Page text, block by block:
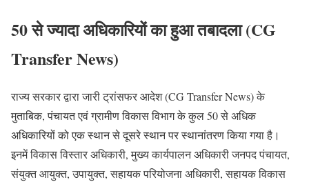
50 से ज्यादा अधिकारियों का हुआ तबादला (CG
Transfer News)
राज्य सरकार द्वारा जारी ट्रांसफर आदेश (CG Transfer News) के
मुताबिक, पंचायत एवं ग्रामीण विकास विभाग के कुल 50 से अधिक
अधिकारियों को एक स्थान से दूसरे स्थान पर स्थानांतरण किया गया है।
इनमें विकास विस्तार अधिकारी, मुख्य कार्यपालन अधिकारी जनपद पंचायत,
संयुक्त आयुक्त, उपायुक्त, सहायक परियोजना अधिकारी, सहायक विकास